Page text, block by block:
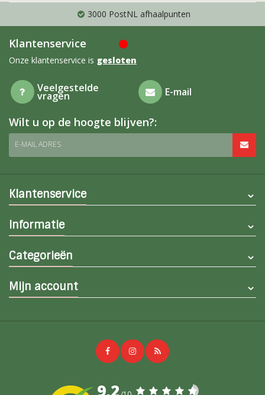
3000 PostNL afhaalpunten
Klantenservice
Onze klantenservice is gesloten
Veelgestelde
vragen E-mail
Wilt u op de hoogte blijven?:
E-MAIL ADRES
Klantenservice
Informatie
Categorieën
Mijn account